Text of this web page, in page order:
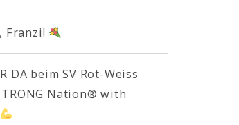
Franzi!
DA beim SV Rot-Weiss
Nation® with